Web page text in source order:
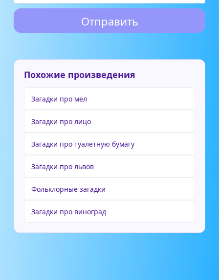
Похожие произведения
Загадки про мел
Загадки про лицо
Загадки про туалетную бумагу
Загадки про львов
Фольклорные загадки
Загадки про виноград